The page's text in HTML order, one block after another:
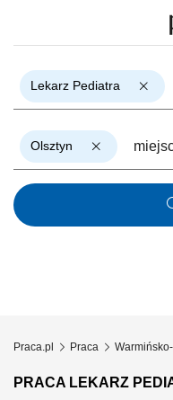
Lekarz Pediatra
Olsztyn
Praca.pl Praca
PRACA LEKARZ